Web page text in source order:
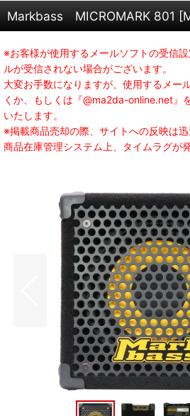
Markbass MICROMARK 801 [
※お客様が使用するメールソフトの受信
ルが受信されない場合がございます。
大変お手数になりますが、使用するメー
くか、もしくは『@ma2da-online.net』
いたします。
※掲載商品売却の際、サイトへの反映は迅
商品在庫管理システム上、タイムラグが